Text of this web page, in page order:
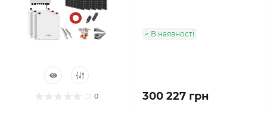
0
В наявності
300 227 грн